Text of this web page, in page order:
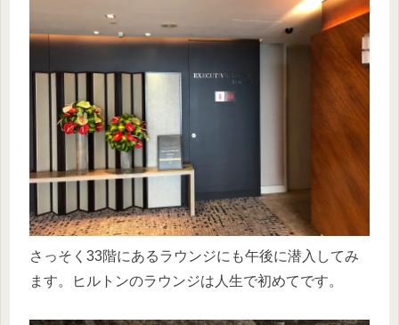
さっそく33階にあるラウンジにも午後に潜入してみ
ます。ヒルトンのラウンジは人生で初めてです。